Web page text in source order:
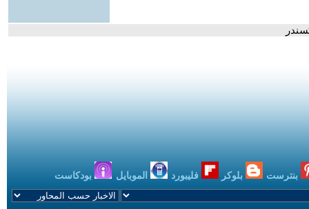
بنترست بلوكر فليبورد الموبايل بودكاست